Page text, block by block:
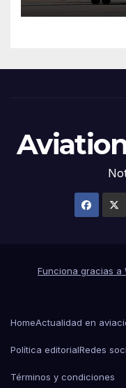
Funciona gracias a
HomeActualidad en
Política editorialRedes
Términos y condiciones